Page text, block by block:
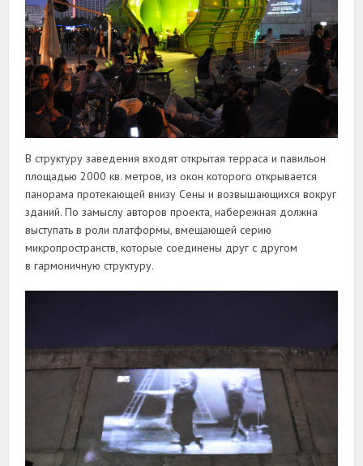
В структуру заведения входят открытая терраса и павильон
площадью 2000 кв. метров, из окон которого открывается
панорама протекающей внизу Сены и возвышающихся вокруг
зданий. По замыслу авторов проекта, набережная должна
выступать в роли платформы, вмещающей серию
микропространств, которые соединены друг с другом
в гармоничную структуру.